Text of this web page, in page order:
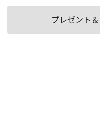
プレゼント